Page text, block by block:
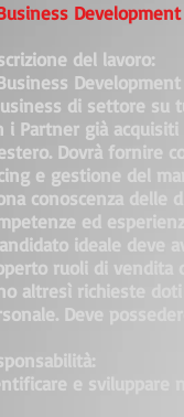
del lavoro:
di settore su
i Partner già
Dovrà fornire
e gestione del
conoscenza delle
ed
ideale deve
ruoli di vendita
altresì richieste
Deve
e sviluppare